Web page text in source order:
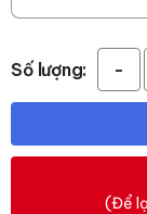
Số lượng: -
(Để